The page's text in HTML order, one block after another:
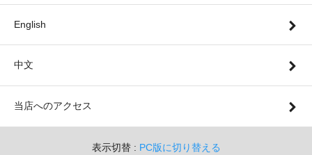
English
中文
当店へのアクセス
表示切替 : PC版に切り替える